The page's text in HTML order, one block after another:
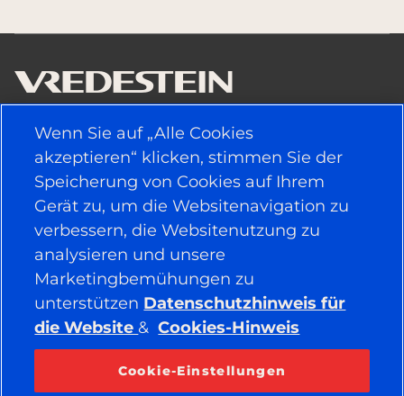
NÜTZLICHE LINKS
FAHRZEUGTYP
POLITIK
UNTERNEHMEN
BLEIBEN SIE IN VERBINDUNG
YouTube
Wenn Sie auf „Alle Cookies
akzeptieren“ klicken, stimmen Sie der
Speicherung von Cookies auf Ihrem
Gerät zu, um die Websitenavigation zu
verbessern, die Websitenutzung zu
analysieren und unsere
Marketingbemühungen zu
unterstützen Datenschutzhinweis für
die Website & Cookies-Hinweis
Cookie-Einstellungen